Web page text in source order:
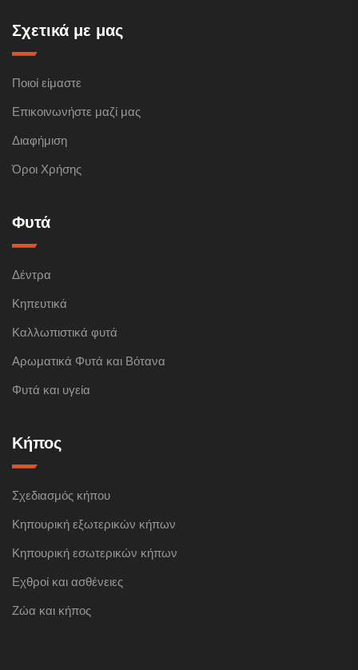
Σχετικά με μας
Ποιοί είμαστε
Επικοινωνήστε μαζί μας
Διαφήμιση
Όροι Χρήσης
Φυτά
Δέντρα
Κηπευτικά
Καλλωπιστικά φυτά
Αρωματικά Φυτά και Βότανα
Φυτά και υγεία
Κήπος
Σχεδιασμός κήπου
Κηπουρική εξωτερικών κήπων
Κηπουρική εσωτερικών κήπων
Εχθροί και ασθένειες
Ζώα και κήπος